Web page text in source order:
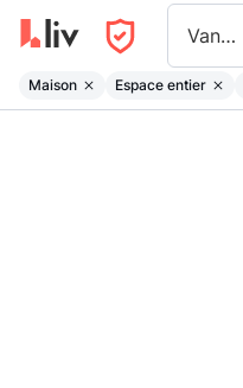
Vancouver
Maison Espace entier